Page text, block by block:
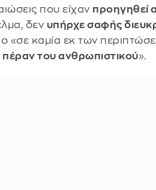
που είχαν προηγηθεί
δεν υπήρχε σαφής
«σε καμία εκ των
του ανθρωπιστικού».